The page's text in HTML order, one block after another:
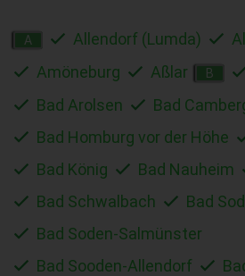
A Allendorf (Lumda)
Amöneburg
Aßlar B
Bad Arolsen
Bad
Bad Homburg vor der Höhe
Bad König
Bad Nauheim
Bad Schwalbach
Bad
Bad Soden-Salmünster
Bad Sooden-Allendorf